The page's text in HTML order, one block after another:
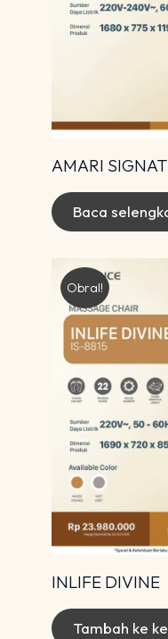
AMARI
Baca
Obral!
INLIFE DIVINE
Tambah ke